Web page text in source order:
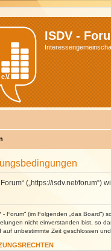
ISDV -
Forum“ („https://isdv.net/
- Forum“ (im Folgenden „das
nicht einverstanden bist, so
auf unbestimmte Zeit geschlossen